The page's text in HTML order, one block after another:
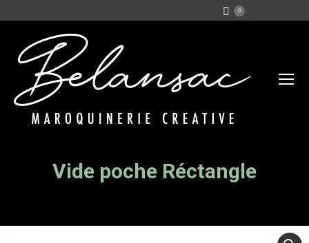
0
Vide poche Réctangle
Vous êtes ici :